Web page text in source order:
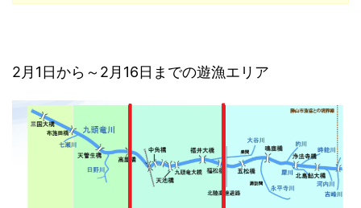
2月1日から～2月16日までの遊漁エリア